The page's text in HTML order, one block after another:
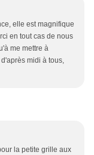
elle est magnifique
en tout cas de nous
me mettre à
midi à tous,
la petite grille aux